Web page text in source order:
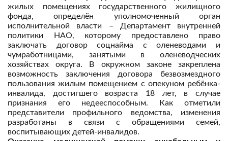
жилых помещениях государственного жилищного
фонда, определён уполномоченный орган
исполнительной власти – Департамент внутренней
политики НАО, которому предоставлено право
заключать договор соцнайма с оленеводами и
чумработницами, занятыми в оленеводческих
хозяйствах округа. В окружном законе закреплена
возможность заключения договора безвозмездного
пользования жилым помещением с опекуном ребёнка-
инвалида, достигшего возраста 18 лет, в случае
признания его недееспособным. Как отметили
представители профильного ведомства, изменения
разработаны в связи с обращениями семей,
воспитывающих детей-инвалидов.